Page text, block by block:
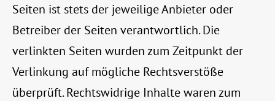
Seiten ist stets der jeweilige Anbieter oder
Betreiber der Seiten verantwortlich. Die
verlinkten Seiten wurden zum Zeitpunkt der
Verlinkung auf mögliche Rechtsverstöße
überprüft. Rechtswidrige Inhalte waren zum